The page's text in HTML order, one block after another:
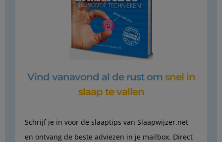
Vind vanavond al de rust om snel in
slaap te vallen
Schrijf je in voor de slaaptips van Slaapwijzer.net
en ontvang de beste adviezen in je mailbox. Direct